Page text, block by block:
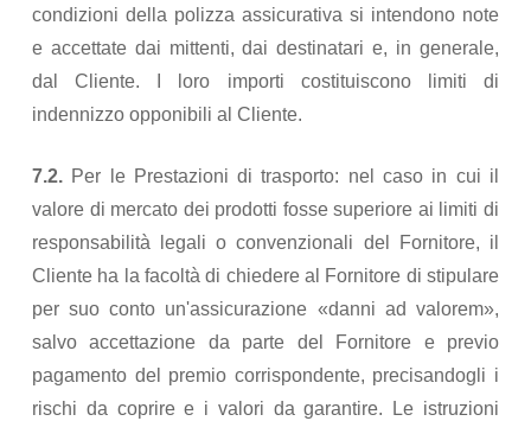
condizioni della polizza assicurativa si intendono note
e accettate dai mittenti, dai destinatari e, in generale,
dal Cliente. I loro importi costituiscono limiti di
indennizzo opponibili al Cliente.
7.2.Per le Prestazioni di trasporto: nel caso in cui il
valore di mercato dei prodotti fosse superiore ai limiti di
responsabilità legali o convenzionali del Fornitore, il
Cliente ha la facoltà di chiedere al Fornitore di stipulare
per suo conto un'assicurazione «danni ad valorem»,
salvo accettazione da parte del Fornitore e previo
pagamento del premio corrispondente, precisandogli i
rischi da coprire e i valori da garantire. Le istruzioni